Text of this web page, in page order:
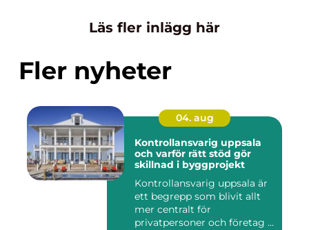
Läs fler inlägg här
Fler nyheter
04. aug
Kontrollansvarig uppsala
och varför rätt stöd gör
skillnad i byggprojekt
Kontrollansvarig uppsala är
ett begrepp som blivit allt
mer centralt för
privatpersoner och företag ...